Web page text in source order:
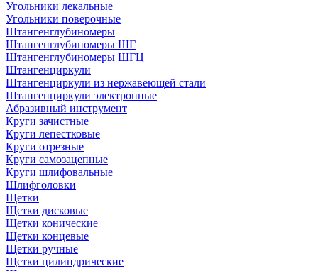
Угольники лекальные
Угольники поверочные
Штангенглубиномеры
Штангенглубиномеры ШГ
Штангенглубиномеры ШГЦ
Штангенциркули
Штангенциркули из нержавеющей стали
Штангенциркули электронные
Абразивный инструмент
Круги зачистные
Круги лепестковые
Круги отрезные
Круги самозацепные
Круги шлифовальные
Шлифголовки
Щетки
Щетки дисковые
Щетки конические
Щетки концевые
Щетки ручные
Щетки цилиндрические